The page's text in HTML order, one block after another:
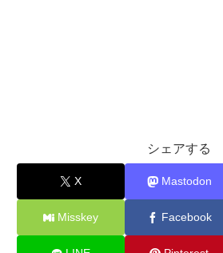
シェアする
X Mastodon
Misskey Facebook